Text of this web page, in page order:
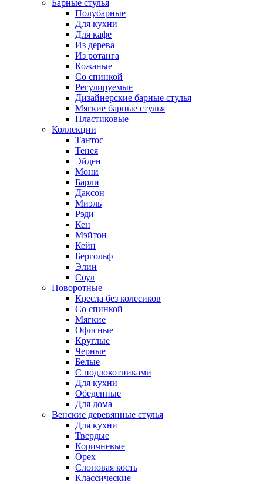
Барные стулья
Полубарные
Для кухни
Для кафе
Из дерева
Из ротанга
Кожаные
Со спинкой
Регулируемые
Дизайнерские барные стулья
Мягкие барные стулья
Пластиковые
Коллекции
Тантос
Тенея
Эйден
Мони
Барли
Даксон
Миэль
Рэди
Кен
Мэйтон
Кейн
Бергольф
Элин
Соул
Поворотные
Кресла без колесиков
Со спинкой
Мягкие
Офисные
Круглые
Черные
Белые
С подлокотниками
Для кухни
Обеденные
Для дома
Венские деревянные стулья
Для кухни
Твердые
Коричневые
Орех
Слоновая кость
Классические